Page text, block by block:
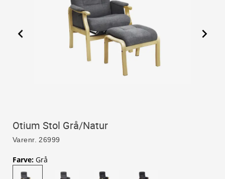
Otium Stol Grå/Natur
Varenr. 26999
Farve: Grå